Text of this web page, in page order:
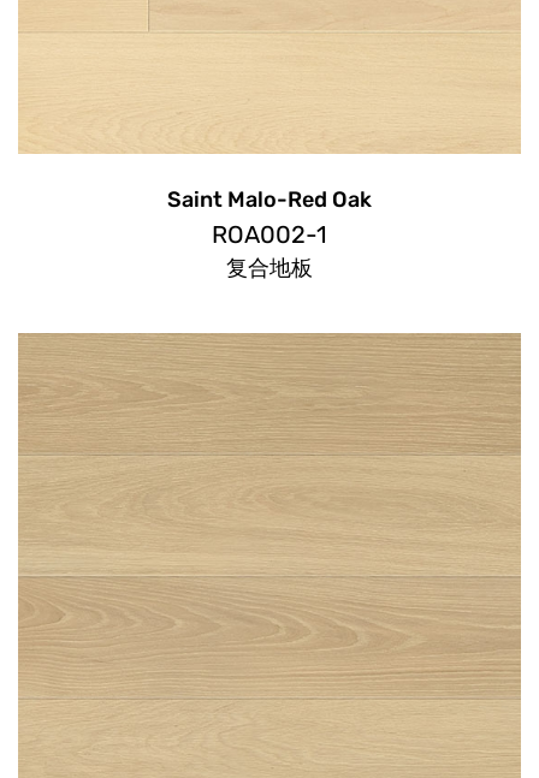
Saint Malo-Red Oak
ROA002-1
复合地板